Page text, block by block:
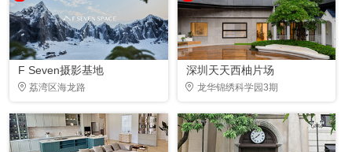
F Seven摄影基地
荔湾区海龙路
深圳天天西柚片场
龙华锦绣科学园3期